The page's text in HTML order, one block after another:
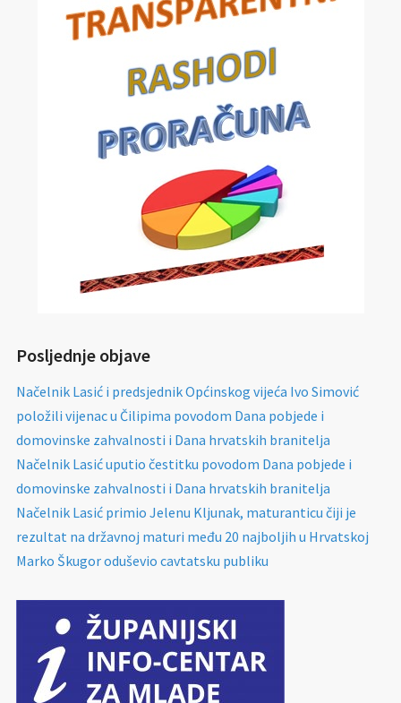
Posljednje objave
Načelnik Lasić i predsjednik Općinskog vijeća Ivo Simović
položili vijenac u Čilipima povodom Dana pobjede i
domovinske zahvalnosti i Dana hrvatskih branitelja
Načelnik Lasić uputio čestitku povodom Dana pobjede i
domovinske zahvalnosti i Dana hrvatskih branitelja
Načelnik Lasić primio Jelenu Kljunak, maturanticu čiji je
rezultat na državnoj maturi među 20 najboljih u Hrvatskoj
Marko Škugor oduševio cavtatsku publiku